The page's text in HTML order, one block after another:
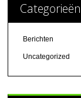
Categorieën
Berichten
Uncategorized